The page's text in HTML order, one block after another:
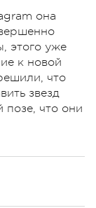
она
этого уже
к новой
что
звезд
позе, что они